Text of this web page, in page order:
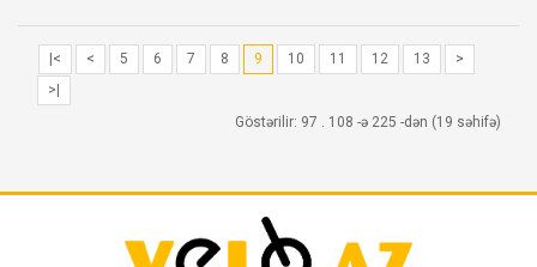
|< < 5 6 7 8 9 10 11 12 13
>
>|
Göstərilir: 97 . 108 -ə 225 -dən (19 səhifə)